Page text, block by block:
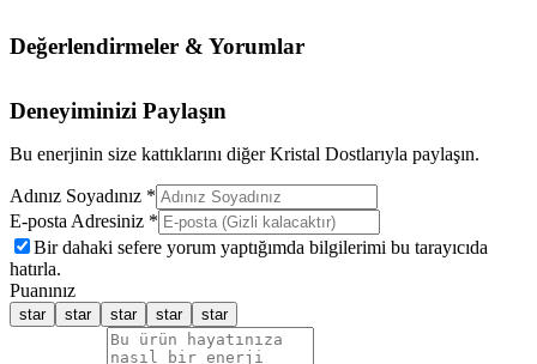
Değerlendirmeler & Yorumlar
Deneyiminizi Paylaşın
Bu enerjinin size kattıklarını diğer Kristal Dostlarıyla paylaşın.
Adınız Soyadınız *
E-posta Adresiniz *
Bir dahaki sefere yorum yaptığımda bilgilerimi bu tarayıcıda
hatırla.
Puanınız
star star star star star